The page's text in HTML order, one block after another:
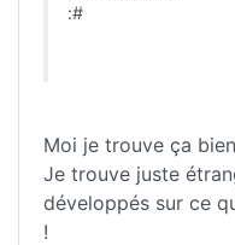
:#
Moi je trouve ça
Je trouve juste
développés sur ce
!